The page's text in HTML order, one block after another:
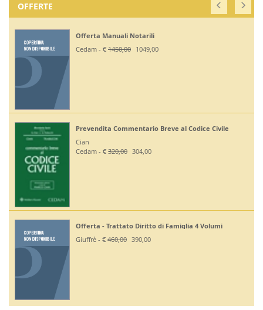
OFFERTE
Offerta Manuali Notarili
Cedam - € 1450,00 1049,00
Prevendita Commentario Breve al Codice Civile
Cian
Cedam - € 320,00 304,00
Offerta - Trattato Diritto di Famiglia 4 Volumi
Giuffrè - € 460,00 390,00